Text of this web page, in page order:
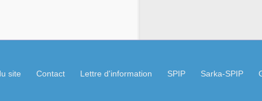
site Contact Lettre d'information SPIP Sarka-SPIP